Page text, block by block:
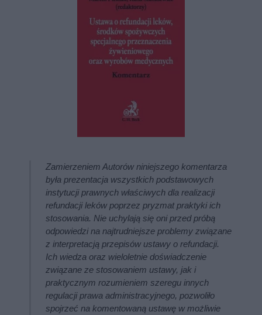
Zamierzeniem Autorów niniejszego komentarza
była prezentacja wszystkich podstawowych
instytucji prawnych właściwych dla realizacji
refundacji leków poprzez pryzmat praktyki ich
stosowania. Nie uchylają się oni przed próbą
odpowiedzi na najtrudniejsze problemy związane
z interpretacją przepisów ustawy o refundacji.
Ich wiedza oraz wieloletnie doświadczenie
związane ze stosowaniem ustawy, jak i
praktycznym rozumieniem szeregu innych
regulacji prawa administracyjnego, pozwoliło
spojrzeć na komentowaną ustawę w możliwie